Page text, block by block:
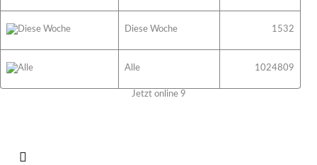
Diese Woche 1532
Alle 1024809
Jetzt online 9